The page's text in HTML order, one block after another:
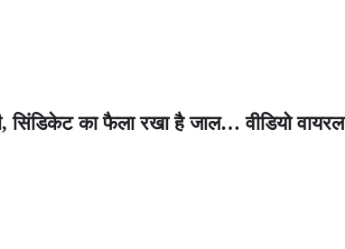
सिंडिकेट का फैला रखा है जाल… वीडियो वायरल